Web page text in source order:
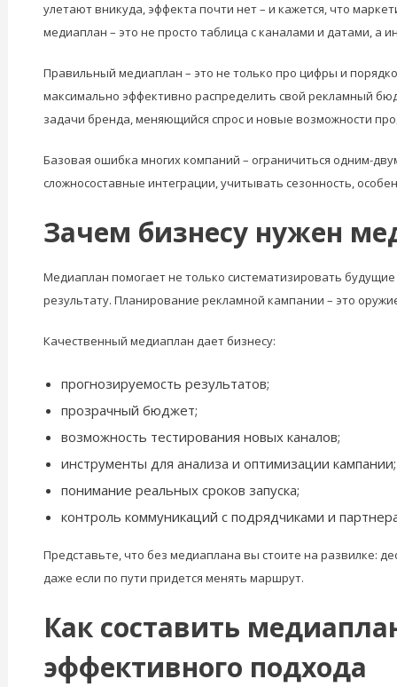
улетают вникуда, эффекта почти нет – и кажется, что
медиаплан – это не просто таблица с каналами и датами, а
Правильный медиаплан – это не только про цифры и
максимально эффективно распределить свой рекламный
задачи бренда, меняющийся спрос и новые возможности
Базовая ошибка многих компаний – ограничиться одним-
сложносоставные интеграции, учитывать сезонность,
Зачем бизнесу нужен
Медиаплан помогает не только систематизировать
результату. Планирование рекламной кампании – это
Качественный медиаплан дает бизнесу:
прогнозируемость результатов;
прозрачный бюджет;
возможность тестирования новых каналов;
инструменты для анализа и оптимизации кампании;
понимание реальных сроков запуска;
контроль коммуникаций с подрядчиками и
Представьте, что без медиаплана вы стоите на развилке:
даже если по пути придется менять маршрут.
Как составить
эффективного подхода